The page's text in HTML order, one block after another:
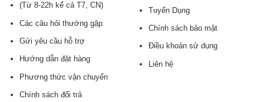
(Từ 8-22h kể cả T7, CN)
Các câu hỏi thường gặp
Gửi yêu cầu hỗ trợ
Hướng dẫn đặt hàng
Phương thức vận chuyển
Chính sách đổi trả
Tuyển Dụng
Chính sách bảo mật
Điều khoản sử dụng
Liên hệ